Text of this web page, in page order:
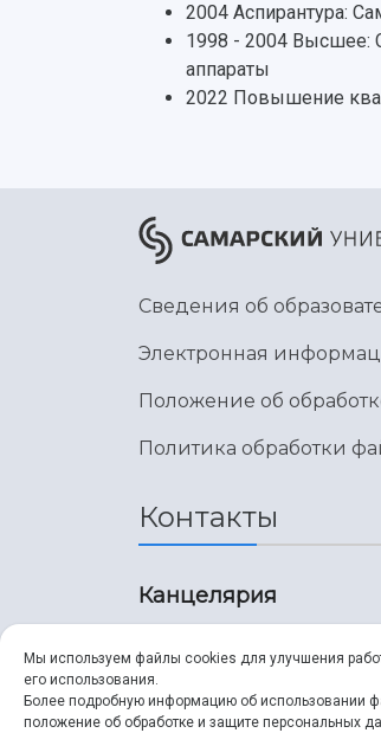
2004 Аспирантура:
1998 - 2004 Высшее:
аппараты
2022 Повышение
Сведения об
Электронная
Положение об
Политика обработки
Контакты
Канцелярия
8 (846) 267-43-70
Мы используем файлы cookies для улучшения
его использования.
Более подробную информацию об использовании
положение об обработке и защите персональных